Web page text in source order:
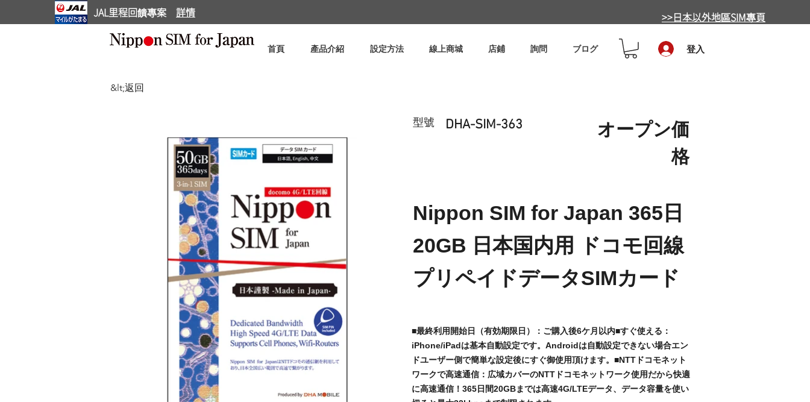
JAL里程回饋專案 詳情 >>日本以外地區SIM專頁
首頁 產品介紹 設定方法 線上商城 店鋪 詢問 ブログ 登入
&lt;返回
型號 DHA-SIM-363
オープン価
格
Nippon SIM for Japan 365日
20GB 日本国内用 ドコモ回線
プリペイドデータSIMカード
■最終利用開始日（有効期限日）：ご購入後6ケ月以内■すぐ使える：
iPhone/iPadは基本自動設定です。Androidは自動設定できない場合エン
ドユーザー側で簡単な設定後にすぐ御使用頂けます。■NTTドコモネット
ワークで高速通信：広域カバーのNTTドコモネットワーク使用だから快適
に高速通信！365日間20GBまでは高速4G/LTEデータ、データ容量を使い